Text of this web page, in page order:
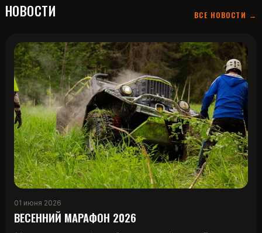
НОВОСТИ ВСЕ НОВОСТИ →
01 июня 2026
ВЕСЕННИЙ МАРАФОН 2026